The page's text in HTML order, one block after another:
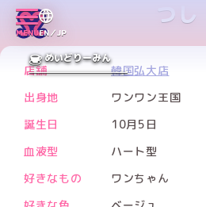
MENUEN／JP
めいどりーみん
つし
PREV
店舗
韓国弘大店
出身地
ワンワン王国
誕生日
10月5日
血液型
ハート型
好きなもの
ワンちゃん